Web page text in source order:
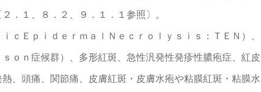
．１、８．２、９．１．１参照〕。
ｃＥｐｉｄｅｒｍａｌＮｅｃｒｏｌｙｓｉｓ：ＴＥＮ）、
ｏｎ症候群）、多形紅斑、急性汎発性発疹性膿疱症、紅皮
、頭痛、関節痛、皮膚紅斑・皮膚水疱や粘膜紅斑・粘膜水